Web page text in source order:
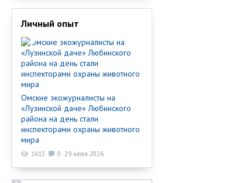
Личный опыт
Омские экожурналисты на
«Лузинской даче» Любинского
района на день стали
инспекторами охраны животного
мира
1615 0 29 июля 2026